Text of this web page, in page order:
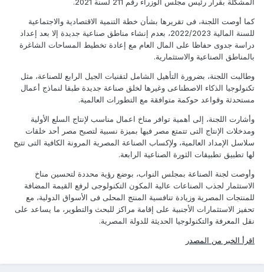
كما أوصت اللجنة، فى تقريرها بشأن خطة التنمية الاقتصادية والاجتماعية
للسنة المالية 2022/2023، بعدم إنشاء مناطق صناعية جديدة إلا بعد إعداد
دراسة جدوى حفاظا على المال العام مع إعادة تخطيط المساحات الشاغرة
بالمناطق الصناعية والاستثمارية.
وطالبت اللجنة، بضرورة التأهيل الشامل لتقنيات الجيل الرابع للصناعة، مثل
تكنولوجيا الذكاء الاصطناعى وغيرها لخلق صناعة جديدة طبقا لنماذج أعمال
مستحدثة وقواعد حوكمة متوافقة مع التطورات العالمية.
وأشارت اللجنة، إلى أهمية توافر مناخ اعمال مناسب لإنتاج السلع الأولية
ومدخلات الإنتاج التى تتمتع مصر فيها بميزة نسبية لتصبح مصر أحد خلقات
سلاسل الإمداد العالمية، ولإكساب الصناعة المصرية المرونة الكافية التى تتيح
لها تطبيق تطبيقات الثورة الصناعية الرابعة.
وأوصت لجنة الصناعة بمجلس النواب، بوضع رؤية محددة لتحسين مناخ
الاستثمار لجذب الصناعات عالية المكون التكنولوجى لرفع القيمة المضافة
للمنتجات المصرية وزيادة تنافسية المنتج المحلى فى الأسواق الدولية، مع
تحفيز الاستثمارات الأجنبية على إقامة مراكز للبحث والتطوير، ما يساعد على
نقل المعرفة والتكنولوجيا الحديثة للدولة المصرية.
اقرأ الخبر من المصدر